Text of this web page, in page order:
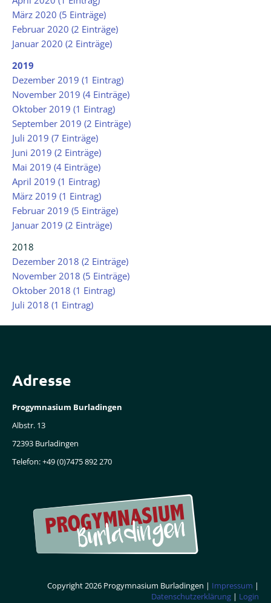
März 2020 (5 Einträge)
Februar 2020 (2 Einträge)
Januar 2020 (2 Einträge)
2019
Dezember 2019 (1 Eintrag)
November 2019 (4 Einträge)
Oktober 2019 (1 Eintrag)
September 2019 (2 Einträge)
Juli 2019 (7 Einträge)
Juni 2019 (2 Einträge)
Mai 2019 (4 Einträge)
April 2019 (1 Eintrag)
März 2019 (1 Eintrag)
Februar 2019 (5 Einträge)
Januar 2019 (2 Einträge)
2018
Dezember 2018 (2 Einträge)
November 2018 (5 Einträge)
Oktober 2018 (1 Eintrag)
Juli 2018 (1 Eintrag)
Adresse
Progymnasium Burladingen
Albstr. 13
72393 Burladingen
Telefon: +49 (0)7475 892 270
Copyright 2026 Progymnasium Burladingen | Impressum |
Datenschutzerklärung | Login